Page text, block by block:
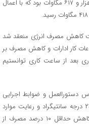
طبق منحنی خط‌چین در ساعت ۱۵ تیر امسال برابر هزار و ۶۱۷ مگاوات بود که با اعمال
هزار و ۳۷ تفاهم‌نامه جهت کاهش مصرف انرژی منعقد شد
کار ادارات و کاهش مصرف بر
بعد از ساعت کاری توانستیم
دستورالعمل و ضوابط اجرایی
گفت: تنظیم دمای تجهیزات سرمایشی بین ۲۳ تا ۲۶ درجه سانتیگراد و رعایت موارد
ذکر شده در تفاهم‌نامه و تعلق گرفتن پاداش برای کاهش حداقل ۱۰ درصد مصرف از